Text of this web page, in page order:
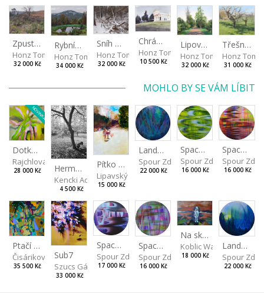
Zpustlá pichlavá zahrada
Honz Tomáš
32 000 Kč
Rybníček (Frantoly)
Honz Tomáš
34 000 Kč
Sníh na spadlých stromech
Honz Tomáš
32 000 Kč
Chrám v Paestu
Honz Tomáš
10 500 Kč
Lipová alej (Rajhrad)
Honz Tomáš
32 000 Kč
Třešně na Hliníku
Honz
31 000 Kč
MOHLO BY SE VÁM LÍBIT
NOVINKA
Dotkneš-li se na správném místě
Rajchlová Alžběta
28 000 Kč Hermína za stromem
Kencki Adam
4 500 Kč
Pítko (Nad Stromovkou)
Lipavský Matěj
15 000 Kč
Landscape III
Spour Zdeněk
22 000 Kč
Spaces I
Spour Zdeněk
16 000 Kč
Spaces II
Spour
16 000 Kč
Ptačí perspektiva
Čisáriková Táňa
35 500 Kč
Sub7
Szucs Gábor
33 000 Kč
Spaces IV
Spour Zdeněk
17 000 Kč
Spaces III
Spour Zdeněk
16 000 Kč
Na skalách
Koblic Walterová
18 000 Kč
Landscape II
Spour
22 000 Kč